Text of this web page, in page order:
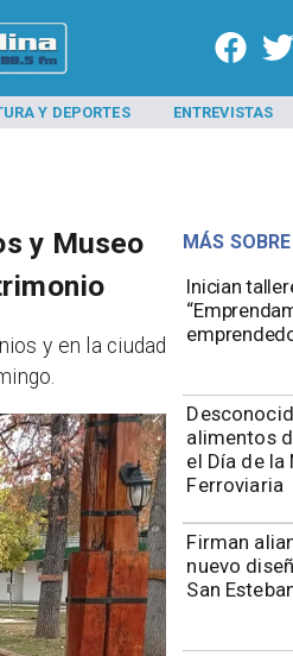
Y DEPORTES ENTREVISTAS
Inician
alimentos
el Día de la
Ferroviaria
​​Firman
nuevo
San
MÁS
y Museo
y en la ciudad